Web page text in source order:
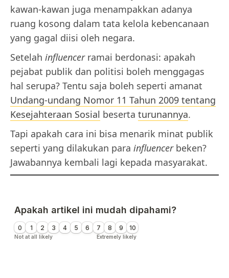
kawan-kawan juga menampakkan adanya
ruang kosong dalam tata kelola kebencanaan
yang gagal diisi oleh negara.
Setelah influencerramai berdonasi: apakah
pejabat publik dan politisi boleh menggagas
hal serupa? Tentu saja boleh seperti amanat
Undang-undang Nomor 11 Tahun 2009 tentang
Kesejahteraan Sosial beserta turunannya.
Tapi apakah cara ini bisa menarik minat publik
seperti yang dilakukan para influencerbeken?
Jawabannya kembali lagi kepada masyarakat.